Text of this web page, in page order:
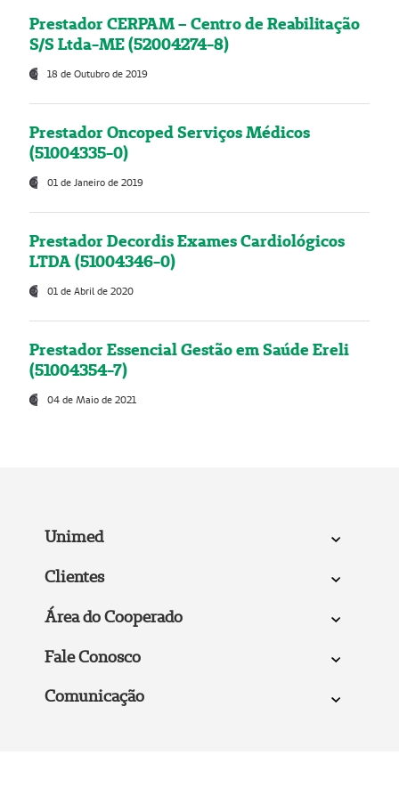
Prestador CERPAM – Centro de Reabilitação
S/S Ltda-ME (52004274-8)
18 de Outubro de 2019
Prestador Oncoped Serviços Médicos
(51004335-0)
01 de Janeiro de 2019
Prestador Decordis Exames Cardiológicos
LTDA (51004346-0)
01 de Abril de 2020
Prestador Essencial Gestão em Saúde Ereli
(51004354-7)
04 de Maio de 2021
Unimed
Clientes
Área do Cooperado
Fale Conosco
Comunicação